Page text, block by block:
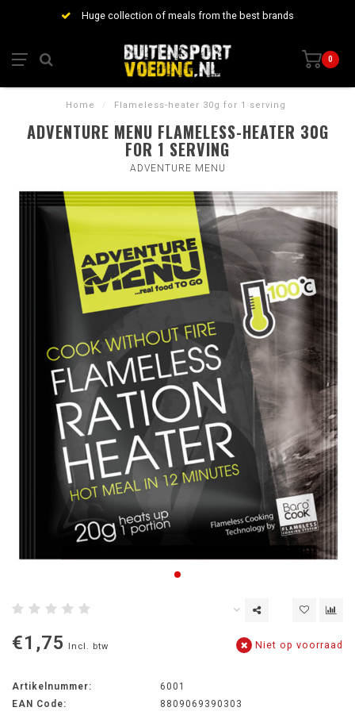
Huge collection of meals from the best brands
0
Home / Flameless-heater 30g for 1 serving
ADVENTURE MENU FLAMELESS-HEATER 30G
FOR 1 SERVING
ADVENTURE MENU
€1,75 Incl. btw Niet op voorraad
Artikelnummer:
6001
EAN Code:
8809069390303